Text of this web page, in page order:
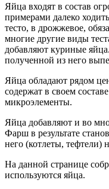
Яйца входят в состав
примерами далеко
тесто, в дрожжевое,
многие другие виды
добавляют куриные
полученной из него
Яйца обладают рядом
содержат в своем
микроэлементы.
Яйца добавляют и во
Фарш в результате
него (котлеты, тефтели)
На данной странице
используются яйца.